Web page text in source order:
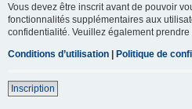
Vous devez être inscrit avant de pouvoir
fonctionnalités supplémentaires aux
confidentialité. Veuillez également
Conditions d’utilisation | Politique de
Inscription